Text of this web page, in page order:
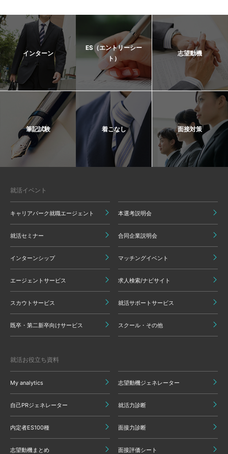
インターン
ES（エントリーシー
ト）
志望動機
筆記試験 着こなし 面接対策
就活イベント
キャリアパーク就職エージェント 本選考説明会
就活セミナー 合同企業説明会
インターンシップ マッチングイベント
エージェントサービス 求人検索/ナビサイト
スカウトサービス 就活サポートサービス
既卒・第二新卒向けサービス スクール・その他
就活お役立ち資料
My analytics 志望動機ジェネレーター
自己PRジェネレーター 就活力診断
内定者ES100種 面接力診断
志望動機まとめ 面接評価シート